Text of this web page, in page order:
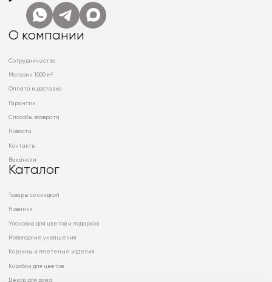
О компании
Сотрудничество
Магазин 1000 м²
Оплата и доставка
Гарантии
Способы возврата
Новости
Контакты
Вакансии
Каталог
Товары со скидкой
Новинки
Упаковка для цветов и подарков
Новогодние украшения
Корзины и плетеные изделия
Коробки для цветов
Декор для дома